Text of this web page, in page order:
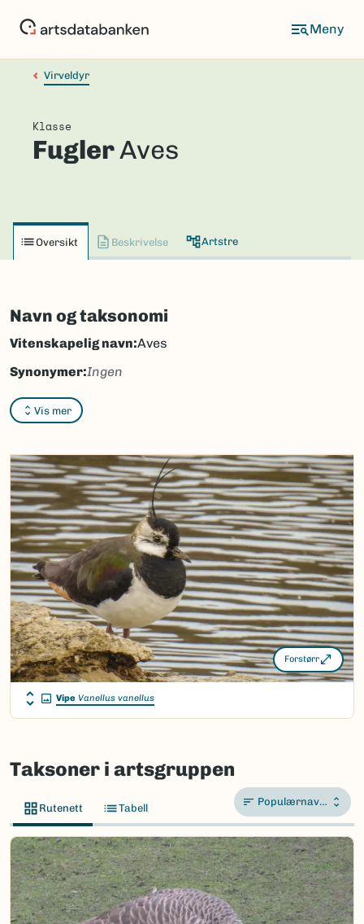
Virveldyr
Klasse
FuglerAves
Oversikt Beskrivelse Artstre
Navn og taksonomi
Vis mer
Vitenskapelig navn:Aves
Synonymer:Ingen
Bokmål:fugler
Nynorsk:fuglar
Nordsamisk/Davvisámegiella:lottit
Vitenskapelig navn ID:252
Takson ID:252
Gå til Nortaxa for flere detaljer
(Ekstern lenke)
Forstørr
Vipe Vanellus vanellus
Taksoner i artsgruppen
Rutenett Tabell Populærnavn A-Å